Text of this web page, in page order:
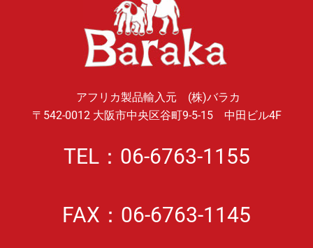
アフリカ製品輸入元 (株)バラカ
〒542-0012 大阪市中央区谷町9-5-15 中田ビル4F
TEL：06-6763-1155
FAX：06-6763-1145